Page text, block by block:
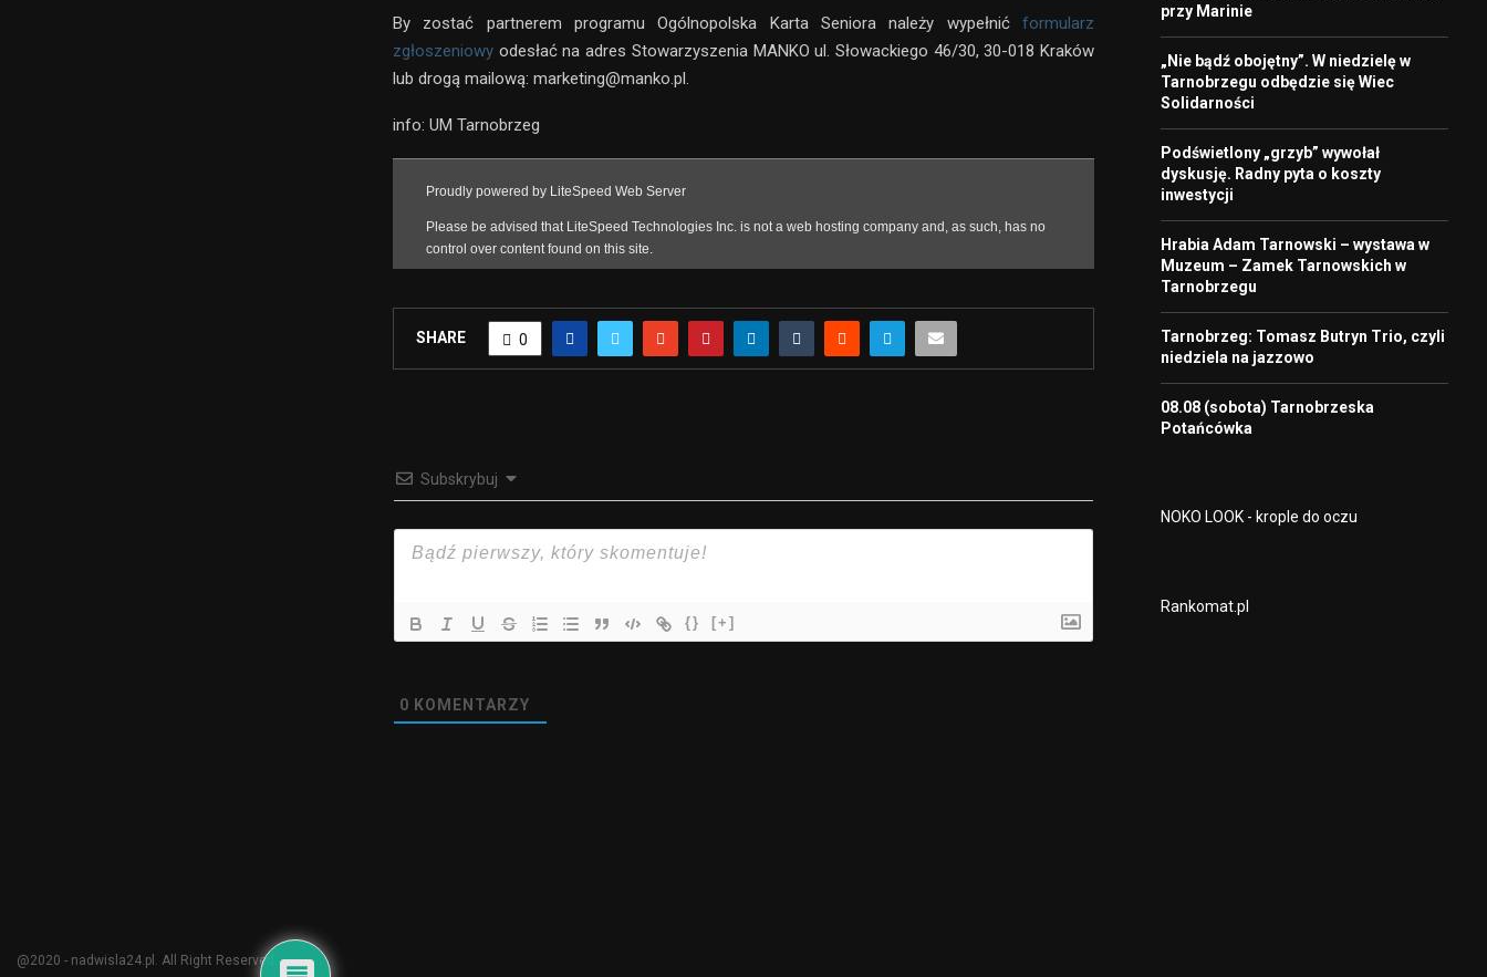
By zostać partnerem programu Ogólnopolska Karta Seniora należy wypełnić formularz
zgłoszeniowy odesłać na adres Stowarzyszenia MANKO ul. Słowackiego 46/30, 30-018 Kraków
lub drogą mailową: marketing@manko.pl.
info: UM Tarnobrzeg
SHARE 0
Subskrybuj
{} [+]
0 KOMENTARZY
przy Marinie
„Nie bądź obojętny”. W niedzielę w
Tarnobrzegu odbędzie się Wiec
Solidarności
Podświetlony „grzyb” wywołał
dyskusję. Radny pyta o koszty
inwestycji
Hrabia Adam Tarnowski – wystawa w
Muzeum – Zamek Tarnowskich w
Tarnobrzegu
Tarnobrzeg: Tomasz Butryn Trio, czyli
niedziela na jazzowo
08.08 (sobota) Tarnobrzeska
Potańcówka
NOKO LOOK - krople do oczu
Rankomat.pl
@2020 - nadwisla24.pl. All Right Reserved.